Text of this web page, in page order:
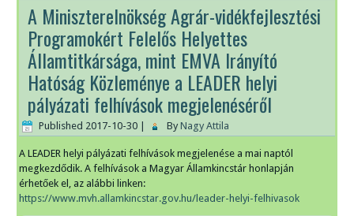
A Miniszterelnökség Agrár-vidékfejlesztési
Programokért Felelős Helyettes
Államtitkársága, mint EMVA Irányító
Hatóság Közleménye a LEADER helyi
pályázati felhívások megjelenéséről
Published 2017-10-30 By Nagy Attila
A LEADER helyi pályázati felhívások megjelenése a mai naptól
megkezdődik. A felhívások a Magyar Államkincstár honlapján
érhetőek el, az alábbi linken:
https://www.mvh.allamkincstar.gov.hu/leader-helyi-felhivasok